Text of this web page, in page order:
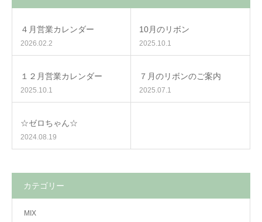
４月営業カレンダー
2026.02.2
10月のリボン
2025.10.1
１２月営業カレンダー
2025.10.1
７月のリボンのご案内
2025.07.1
☆ゼロちゃん☆
2024.08.19
カテゴリー
MIX